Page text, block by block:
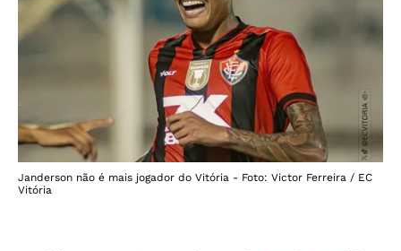
Janderson não é mais jogador do Vitória - Foto: Victor Ferreira / EC
Vitória